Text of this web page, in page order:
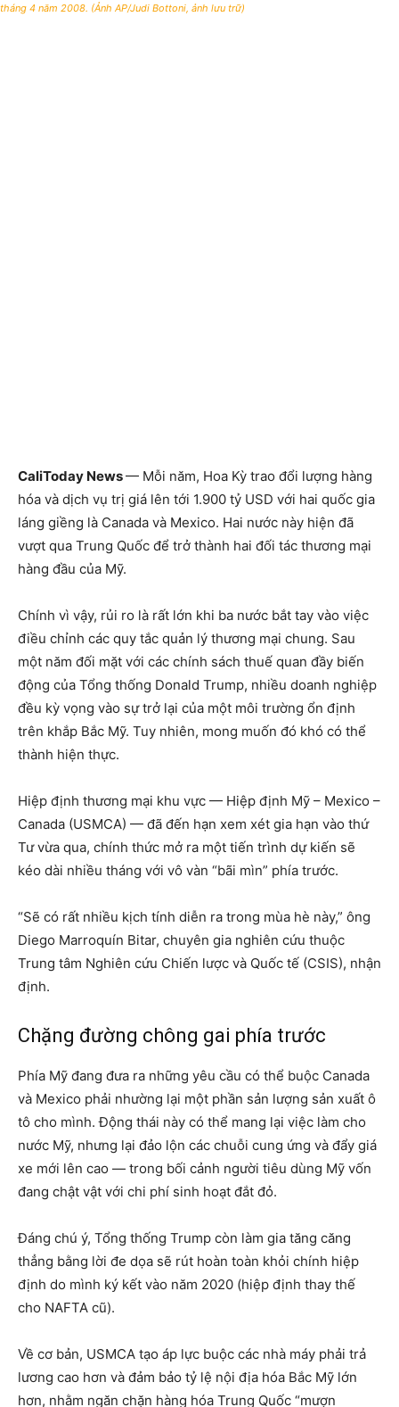
tháng 4 năm 2008. (Ảnh AP/Judi Bottoni, ảnh lưu trữ)
CaliToday News— Mỗi năm, Hoa Kỳ trao đổi lượng hàng
hóa và dịch vụ trị giá lên tới 1.900 tỷ USD với hai quốc gia
láng giềng là Canada và Mexico. Hai nước này hiện đã
vượt qua Trung Quốc để trở thành hai đối tác thương mại
hàng đầu của Mỹ.
Chính vì vậy, rủi ro là rất lớn khi ba nước bắt tay vào việc
điều chỉnh các quy tắc quản lý thương mại chung. Sau
một năm đối mặt với các chính sách thuế quan đầy biến
động của Tổng thống Donald Trump, nhiều doanh nghiệp
đều kỳ vọng vào sự trở lại của một môi trường ổn định
trên khắp Bắc Mỹ. Tuy nhiên, mong muốn đó khó có thể
thành hiện thực.
Hiệp định thương mại khu vực — Hiệp định Mỹ – Mexico –
Canada (USMCA) — đã đến hạn xem xét gia hạn vào thứ
Tư vừa qua, chính thức mở ra một tiến trình dự kiến sẽ
kéo dài nhiều tháng với vô vàn “bãi mìn” phía trước.
“Sẽ có rất nhiều kịch tính diễn ra trong mùa hè này,” ông
Diego Marroquín Bitar, chuyên gia nghiên cứu thuộc
Trung tâm Nghiên cứu Chiến lược và Quốc tế (CSIS), nhận
định.
Chặng đường chông gai phía trước
Phía Mỹ đang đưa ra những yêu cầu có thể buộc Canada
và Mexico phải nhường lại một phần sản lượng sản xuất ô
tô cho mình. Động thái này có thể mang lại việc làm cho
nước Mỹ, nhưng lại đảo lộn các chuỗi cung ứng và đẩy giá
xe mới lên cao — trong bối cảnh người tiêu dùng Mỹ vốn
đang chật vật với chi phí sinh hoạt đắt đỏ.
Đáng chú ý, Tổng thống Trump còn làm gia tăng căng
thẳng bằng lời đe dọa sẽ rút hoàn toàn khỏi chính hiệp
định do mình ký kết vào năm 2020 (hiệp định thay thế
cho NAFTA cũ).
Về cơ bản, USMCA tạo áp lực buộc các nhà máy phải trả
lương cao hơn và đảm bảo tỷ lệ nội địa hóa Bắc Mỹ lớn
hơn, nhằm ngăn chặn hàng hóa Trung Quốc “mượn